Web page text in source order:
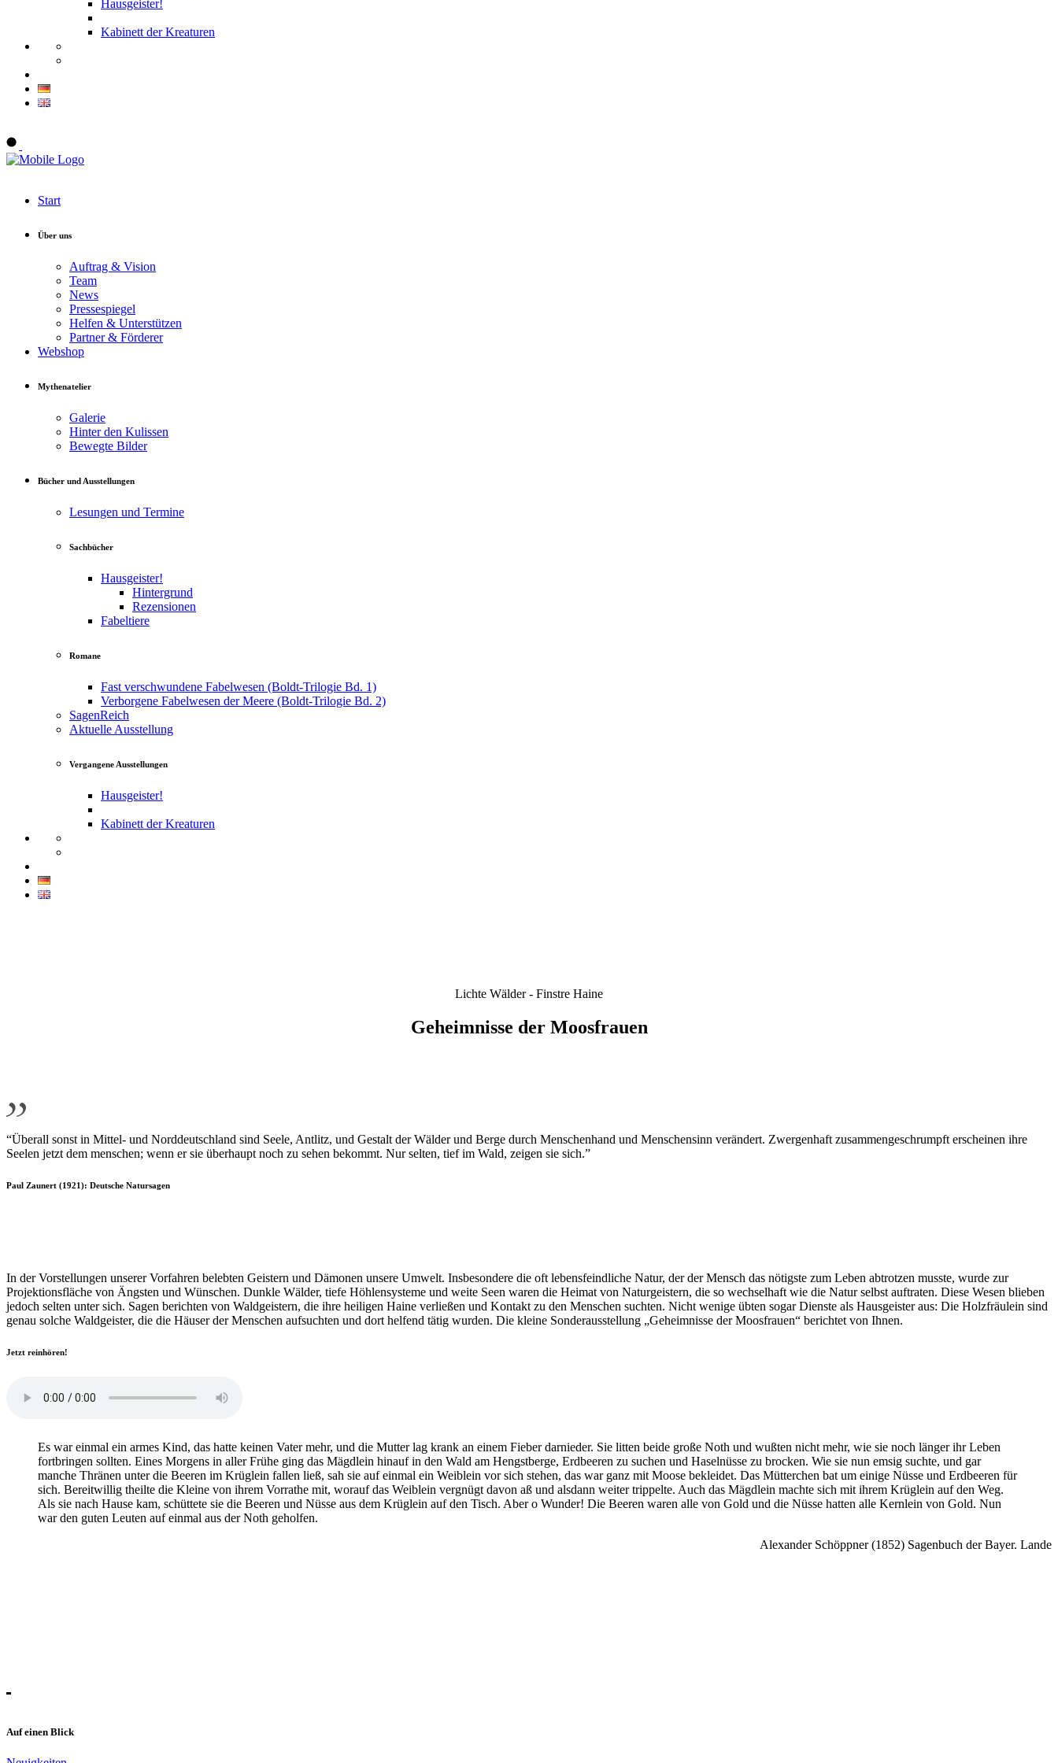
Hausgeister!
Kabinett der Kreaturen
Start
Über uns
Auftrag & Vision
Team
News
Pressespiegel
Helfen & Unterstützen
Partner & Förderer
Webshop
Mythenatelier
Galerie
Hinter den Kulissen
Bewegte Bilder
Bücher und Ausstellungen
Lesungen und Termine
Sachbücher
Hausgeister!
Hintergrund
Rezensionen
Fabeltiere
Romane
Fast verschwundene Fabelwesen (Boldt-Trilogie Bd. 1)
Verborgene Fabelwesen der Meere (Boldt-Trilogie Bd. 2)
SagenReich
Aktuelle Ausstellung
Vergangene Ausstellungen
Hausgeister!
Kabinett der Kreaturen
Lichte Wälder - Finstre Haine
Geheimnisse der Moosfrauen
“Überall sonst in Mittel- und Norddeutschland sind Seele, Antlitz, und Gestalt der Wälder und Berge durch Menschenhand und Menschensinn verändert. Zwergenhaft zusammengeschrumpft erscheinen ihre
Seelen jetzt dem menschen; wenn er sie überhaupt noch zu sehen bekommt. Nur selten, tief im Wald, zeigen sie sich.”
Paul Zaunert (1921): Deutsche Natursagen
In der Vorstellungen unserer Vorfahren belebten Geistern und Dämonen unsere Umwelt. Insbesondere die oft lebensfeindliche Natur, der der Mensch das nötigste zum Leben abtrotzen musste, wurde zur
Projektionsfläche von Ängsten und Wünschen. Dunkle Wälder, tiefe Höhlensysteme und weite Seen waren die Heimat von Naturgeistern, die so wechselhaft wie die Natur selbst auftraten. Diese Wesen blieben
jedoch selten unter sich. Sagen berichten von Waldgeistern, die ihre heiligen Haine verließen und Kontakt zu den Menschen suchten. Nicht wenige übten sogar Dienste als Hausgeister aus: Die Holzfräulein sind
genau solche Waldgeister, die die Häuser der Menschen aufsuchten und dort helfend tätig wurden. Die kleine Sonderausstellung „Geheimnisse der Moosfrauen“ berichtet von Ihnen.
Jetzt reinhören!
Es war einmal ein armes Kind, das hatte keinen Vater mehr, und die Mutter lag krank an einem Fieber darnieder. Sie litten beide große Noth und wußten nicht mehr, wie sie noch länger ihr Leben
fortbringen sollten. Eines Morgens in aller Frühe ging das Mägdlein hinauf in den Wald am Hengstberge, Erdbeeren zu suchen und Haselnüsse zu brocken. Wie sie nun emsig suchte, und gar
manche Thränen unter die Beeren im Krüglein fallen ließ, sah sie auf einmal ein Weiblein vor sich stehen, das war ganz mit Moose bekleidet. Das Mütterchen bat um einige Nüsse und Erdbeeren für
sich. Bereitwillig theilte die Kleine von ihrem Vorrathe mit, worauf das Weiblein vergnügt davon aß und alsdann weiter trippelte. Auch das Mägdlein machte sich mit ihrem Krüglein auf den Weg.
Als sie nach Hause kam, schüttete sie die Beeren und Nüsse aus dem Krüglein auf den Tisch. Aber o Wunder! Die Beeren waren alle von Gold und die Nüsse hatten alle Kernlein von Gold. Nun
war den guten Leuten auf einmal aus der Noth geholfen.
Alexander Schöppner (1852) Sagenbuch der Bayer. Lande
Auf einen Blick